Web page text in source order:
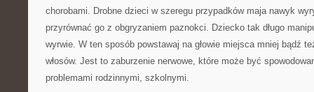
chorobami. Drobne dzieci w szeregu przypadków maja nawyk
przyrównać go z obgryzaniem paznokci. Dziecko tak długo
wyrwie. W ten sposób powstawaj na głowie miejsca mniej bądź
włosów. Jest to zaburzenie nerwowe, które może być
problemami rodzinnymi, szkolnymi.